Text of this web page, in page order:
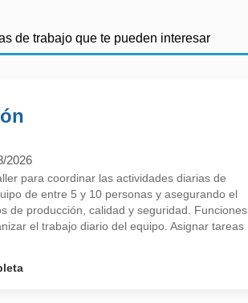
de trabajo que te pueden interesar
2026
para coordinar las actividades diarias de
de entre 5 y 10 personas y asegurando el
de producción, calidad y seguridad. Funciones
el trabajo diario del equipo. Asignar tareas